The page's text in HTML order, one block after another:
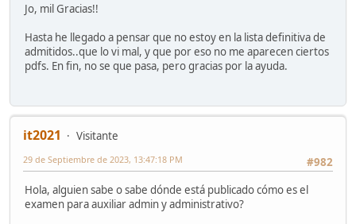
Jo, mil Gracias!!
Hasta he llegado a pensar que no estoy en la lista definitiva de
admitidos..que lo vi mal, y que por eso no me aparecen ciertos
pdfs. En fin, no se que pasa, pero gracias por la ayuda.
it2021
Visitante
#982
29 de Septiembre de 2023, 13:47:18 PM
Hola, alguien sabe o sabe dónde está publicado cómo es el
examen para auxiliar admin y administrativo?